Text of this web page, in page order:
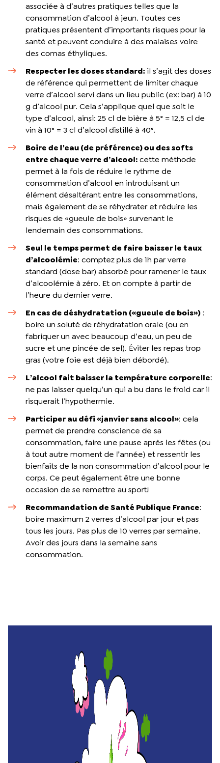
associée à d’autres pratiques telles que la
consommation d’alcool à jeun. Toutes ces
pratiques présentent d’importants risques pour la
santé et peuvent conduire à des malaises voire
des comas éthyliques.
Respecter les doses standard: il s’agit des doses
de référence qui permettent de limiter chaque
verre d’alcool servi dans un lieu public (ex: bar) à 10
g d’alcool pur. Cela s’applique quel que soit le
type d’alcool, ainsi: 25 cl de bière à 5° = 12,5 cl de
vin à 10° = 3 cl d’alcool distillé à 40°.
Boire de l’eau (de préférence) ou des softs
entre chaque verre d’alcool:cette méthode
permet à la fois de réduire le rythme de
consommation d’alcool en introduisant un
élément désaltérant entre les consommations,
mais également de se réhydrater et réduire les
risques de «gueule de bois» survenant le
lendemain des consommations.
Seul le temps permet de faire baisser le taux
d’alcoolémie: comptez plus de 1h par verre
standard (dose bar) absorbé pour ramener le taux
d’alcoolémie à zéro. Et on compte à partir de
l’heure du dernier verre.
En cas de déshydratation («gueule de bois») :
boire un soluté de réhydratation orale (ou en
fabriquer un avec beaucoup d’eau, un peu de
sucre et une pincée de sel). Éviter les repas trop
gras (votre foie est déjà bien débordé).
L’alcool fait baisser la température corporelle:
ne pas laisser quelqu’un qui a bu dans le froid car il
risquerait l’hypothermie.
Participer au défi «janvier sans alcool»: cela
permet de prendre conscience de sa
consommation, faire une pause après les fêtes (ou
à tout autre moment de l’année) et ressentir les
bienfaits de la non consommation d’alcool pour le
corps. Ce peut également être une bonne
occasion de se remettre au sport!
Recommandation de Santé Publique France:
boire maximum 2 verres d’alcool par jour et pas
tous les jours. Pas plus de 10 verres par semaine.
Avoir des jours dans la semaine sans
consommation.